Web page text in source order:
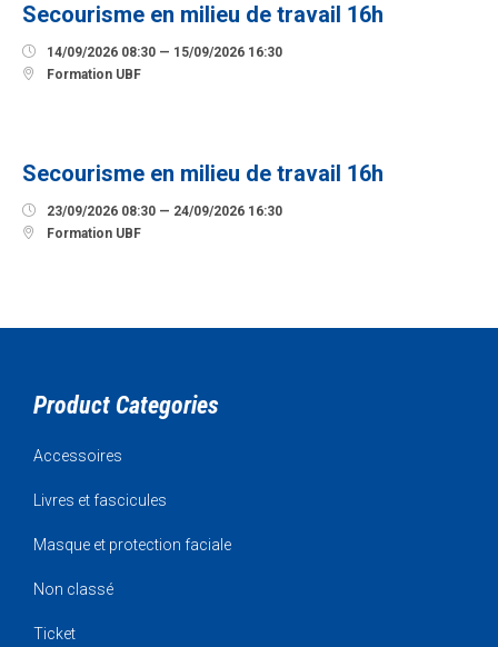
Secourisme en milieu de travail 16h
 14/09/2026 08:30 — 15/09/2026 16:30
 Formation UBF
Secourisme en milieu de travail 16h
 23/09/2026 08:30 — 24/09/2026 16:30
 Formation UBF
Product Categories
Accessoires
Livres et fascicules
Masque et protection faciale
Non classé
Ticket